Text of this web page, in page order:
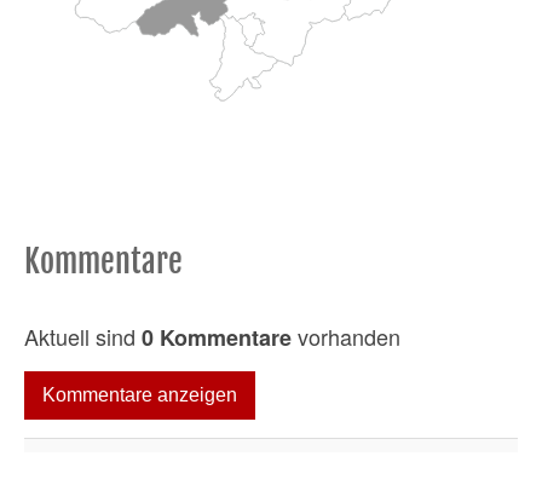
Kommentare
Aktuell sind 0 Kommentarevorhanden
Kommentare anzeigen